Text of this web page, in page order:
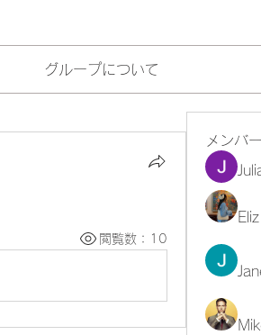
グループについて
閲覧数：10
メンバ